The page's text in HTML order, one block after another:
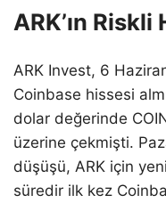
ARK’ın Riskli
ARK Invest, 6
Coinbase hissesi
dolar değerinde
üzerine çekmişti.
düşüşü, ARK için
süredir ilk kez